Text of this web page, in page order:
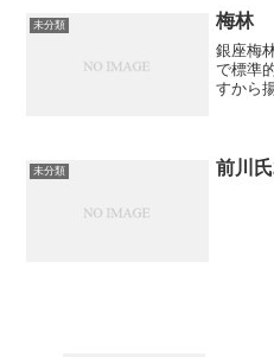
府から
ベルが
未分類 梅林
銀座梅
で標準
すから
肉を買
未分類 前川